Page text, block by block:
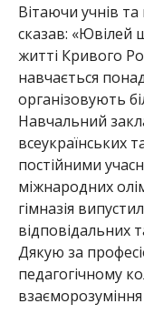
Вітаючи учнів та
сказав: «Ювілей
житті Кривого
навчається
організовують
Навчальний
всеукраїнських
постійними
міжнародних
гімназія
відповідальних
Дякую за професі
педагогічному
взаєморозуміння